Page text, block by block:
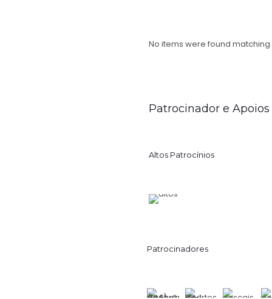
No items were found
Patrocinador e Apoios
Altos Patrocínios
Patrocinadores